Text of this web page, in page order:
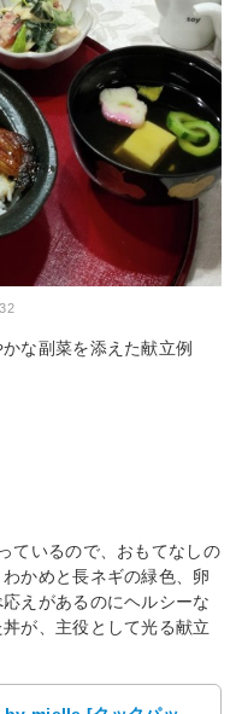
な副菜を添えた献立例
ているので、おもてなしの
かめと長ネギの緑色、卵
えがあるのにヘルシーな
が、主役として光る献立